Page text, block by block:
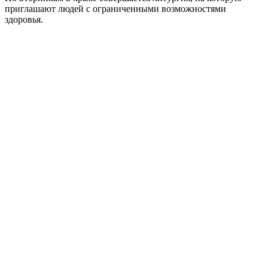
приглашают людей с ограниченными возможностями
здоровья.